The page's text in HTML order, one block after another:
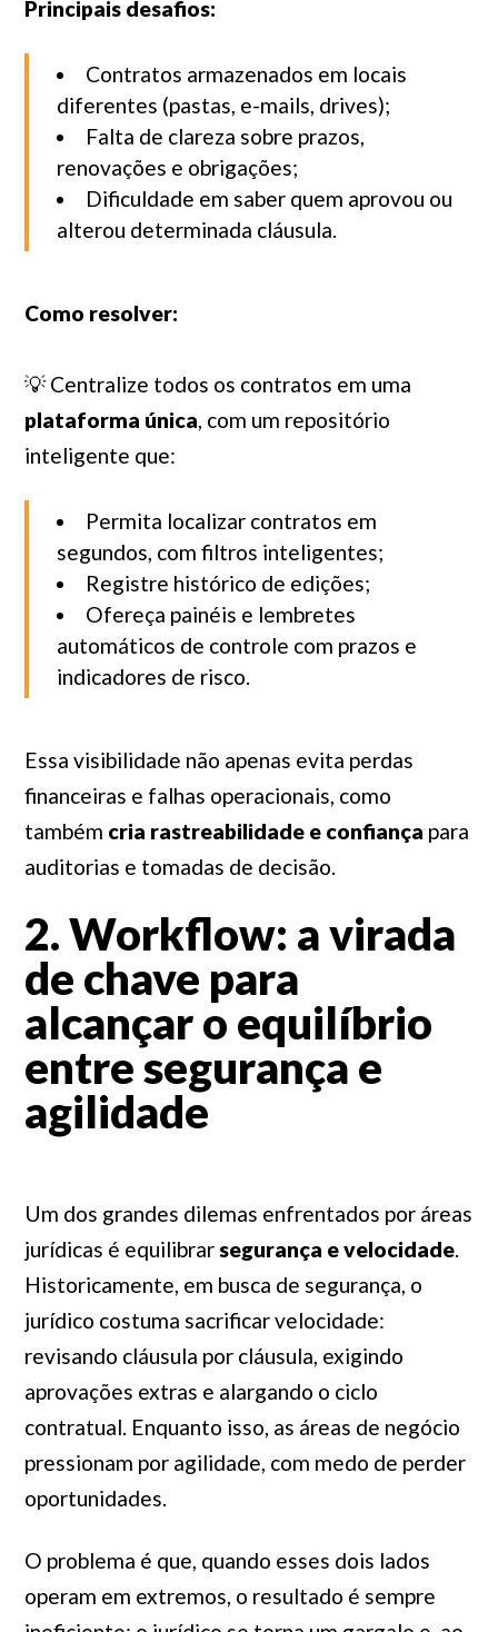
Principais desafios:
Contratos armazenados em locais
diferentes (pastas, e-mails, drives);
Falta de clareza sobre prazos,
renovações e obrigações;
Dificuldade em saber quem aprovou ou
alterou determinada cláusula.
Como resolver:
💡 Centralize todos os contratos em uma
plataforma única, com um repositório
inteligente que:
Permita localizar contratos em
segundos, com filtros inteligentes;
Registre histórico de edições;
Ofereça painéis e lembretes
automáticos de controle com prazos e
indicadores de risco.
Essa visibilidade não apenas evita perdas
financeiras e falhas operacionais, como
também cria rastreabilidade e confiança para
auditorias e tomadas de decisão.
2. Workflow: a virada
de chave para
alcançar o equilíbrio
entre segurança e
agilidade
Um dos grandes dilemas enfrentados por áreas
jurídicas é equilibrarsegurança e velocidade.
Historicamente, em busca de segurança, o
jurídico costuma sacrificar velocidade:
revisando cláusula por cláusula, exigindo
aprovações extras e alargando o ciclo
contratual. Enquanto isso, as áreas de negócio
pressionam por agilidade, com medo de perder
oportunidades.
O problema é que, quando esses dois lados
operam em extremos, o resultado é sempre